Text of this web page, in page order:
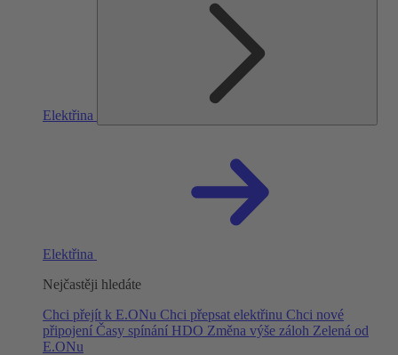
Elektřina
Elektřina
Nejčastěji hledáte
Chci přejít k E.ONu Chci přepsat elektřinu Chci nové
připojení Časy spínání HDO Změna výše záloh Zelená od
E.ONu